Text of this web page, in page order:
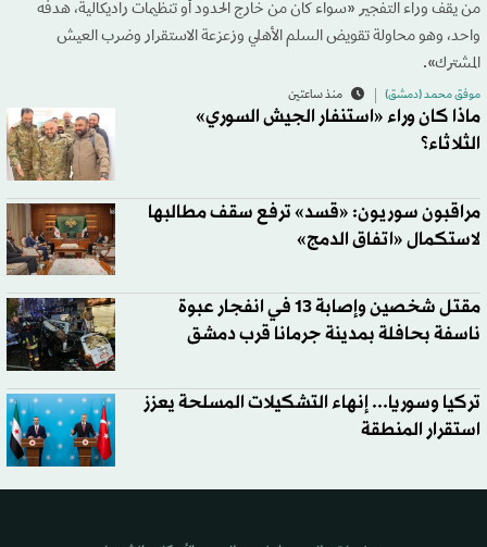
من يقف وراء التفجير «سواء كان من خارج الحدود أو تنظيمات راديكالية، هدفه
واحد، وهو محاولة تقويض السلم الأهلي وزعزعة الاستقرار وضرب العيش
المشترك».
موفق محمد (دمشق) منذ ساعتين
ماذا كان وراء «استنفار الجيش السوري»
الثلاثاء؟
مراقبون سوريون: «قسد» ترفع سقف مطالبها
لاستكمال «اتفاق الدمج»
مقتل شخصين وإصابة 13 في انفجار عبوة
ناسفة بحافلة بمدينة جرمانا قرب دمشق
تركيا وسوريا... إنهاء التشكيلات المسلحة يعزز
استقرار المنطقة